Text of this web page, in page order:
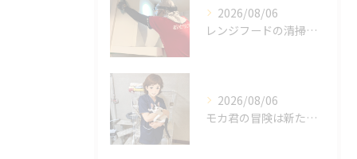
2026/08/06
レンジフードの清掃、忘れていませんか？
2026/08/06
モカ君の冒険は新たな幕を開けました。